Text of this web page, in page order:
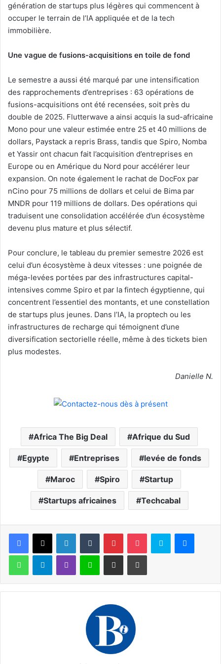
génération de startups plus légères qui commencent à
occuper le terrain de l’IA appliquée et de la tech
immobilière.
Une vague de fusions-acquisitions en toile de fond
Le semestre a aussi été marqué par une intensification
des rapprochements d’entreprises : 63 opérations de
fusions-acquisitions ont été recensées, soit près du
double de 2025. Flutterwave a ainsi acquis la sud-africaine
Mono pour une valeur estimée entre 25 et 40 millions de
dollars, Paystack a repris Brass, tandis que Spiro, Nomba
et Yassir ont chacun fait l’acquisition d’entreprises en
Europe ou en Amérique du Nord pour accélérer leur
expansion. On note également le rachat de DocFox par
nCino pour 75 millions de dollars et celui de Bima par
MNDR pour 119 millions de dollars. Des opérations qui
traduisent une consolidation accélérée d’un écosystème
devenu plus mature et plus sélectif.
Pour conclure, le tableau du premier semestre 2026 est
celui d’un écosystème à deux vitesses : une poignée de
méga-levées portées par des infrastructures capital-
intensives comme Spiro et par la fintech égyptienne, qui
concentrent l’essentiel des montants, et une constellation
de startups plus jeunes. Dans l’IA, la proptech ou les
infrastructures de recharge qui témoignent d’une
diversification sectorielle réelle, même à des tickets bien
plus modestes.
Danielle N.
Africa The Big Deal Afrique du Sud
Egypte Entreprises levée de fonds
Maroc Spiro Startup
Startups africaines Techcabal
Facebook
X LinkedinTumblr PinterestPocket Skype
WhatsAppTelegramViber Ligne Partager par email Imprimer